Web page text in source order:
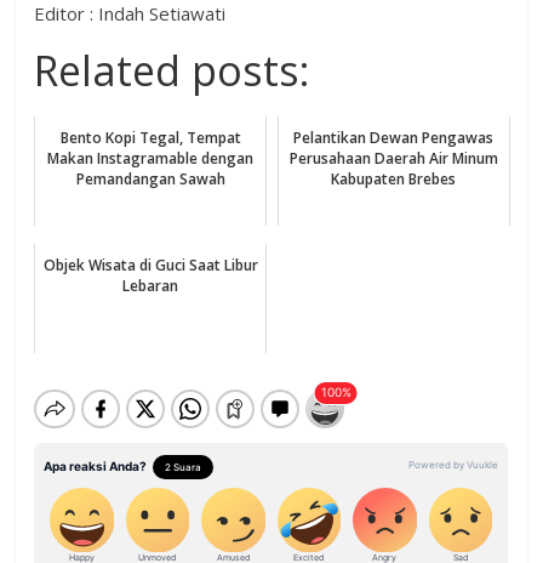
Editor : Indah Setiawati
Related posts:
Bento Kopi Tegal, Tempat
Makan Instagramable dengan
Pemandangan Sawah
Pelantikan Dewan Pengawas
Perusahaan Daerah Air Minum
Kabupaten Brebes
Objek Wisata di Guci Saat Libur
Lebaran